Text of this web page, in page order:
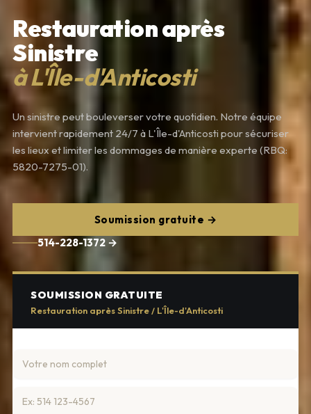
Restauration après
Sinistre
à L'Île-d'Anticosti
Un sinistre peut bouleverser votre quotidien. Notre équipe
intervient rapidement 24/7 à L'Île-d'Anticosti pour sécuriser
les lieux et limiter les dommages de manière experte (RBQ:
5820-7275-01).
Soumission gratuite →
514-228-1372 →
SOUMISSION GRATUITE
Restauration après Sinistre / L'Île-d'Anticosti